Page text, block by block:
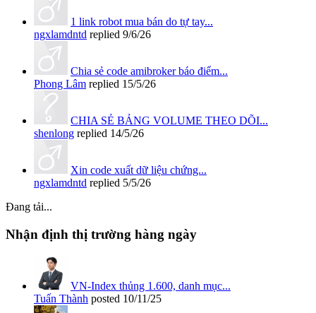
1 link robot mua bán do tự tay...
ngxlamdntd replied 9/6/26
Chia sẻ code amibroker báo điểm...
Phong Lâm replied 15/5/26
CHIA SẺ BẢNG VOLUME THEO DÕI...
shenlong replied 14/5/26
Xin code xuất dữ liệu chứng...
ngxlamdntd replied 5/5/26
Đang tải...
Nhận định thị trường hàng ngày
VN-Index thủng 1.600, danh mục...
Tuấn Thành posted 10/11/25